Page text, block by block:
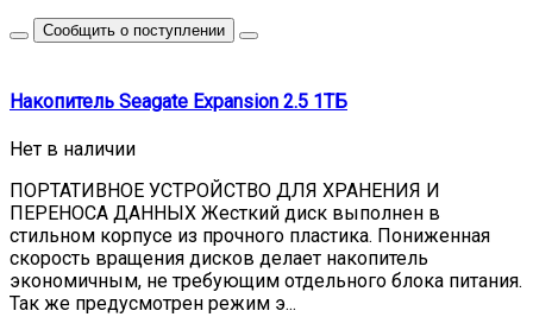
Сообщить о поступлении
Накопитель Seagate Expansion 2.5 1ТБ
Нет в наличии
ПОРТАТИВНОЕ УСТРОЙСТВО ДЛЯ ХРАНЕНИЯ И
ПЕРЕНОСА ДАННЫХ Жесткий диск выполнен в
стильном корпусе из прочного пластика. Пониженная
скорость вращения дисков делает накопитель
экономичным, не требующим отдельного блока питания.
Так же предусмотрен режим э...